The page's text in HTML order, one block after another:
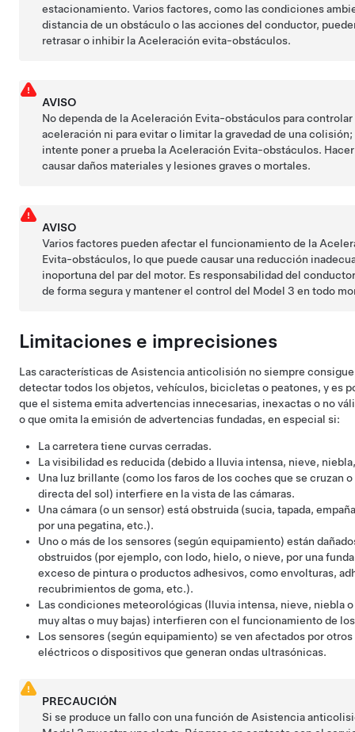
estacionamiento. Varios factores, como las condiciones
distancia de un obstáculo o las acciones del conductor,
retrasar o inhibir la Aceleración evita-obstáculos.
AVISO
No dependa de la Aceleración Evita-obstáculos para controlar
aceleración ni para evitar o limitar la gravedad de una colisión;
intente poner a prueba la Aceleración Evita-obstáculos.
causar daños materiales y lesiones graves o mortales.
AVISO
Varios factores pueden afectar el funcionamiento de la
Evita-obstáculos, lo que puede causar una reducción
inoportuna del par del motor. Es responsabilidad del
de forma segura y mantener el control del Model 3 en todo
Limitaciones e imprecisiones
Las características de Asistencia anticolisión no siempre
detectar todos los objetos, vehículos, bicicletas o peatones, y es
que el sistema emita advertencias innecesarias, inexactas o no
o que omita la emisión de advertencias fundadas, en especial si:
La carretera tiene curvas cerradas.
La visibilidad es reducida (debido a lluvia intensa, nieve,
Una luz brillante (como los faros de los coches que se cruzan
directa del sol) interfiere en la vista de las cámaras.
Una cámara (o un sensor) está obstruida (sucia, tapada,
por una pegatina, etc.).
Uno o más de los sensores (según equipamiento) están
obstruidos (por ejemplo, con lodo, hielo, o nieve, por una
exceso de pintura o productos adhesivos, como envolturas,
recubrimientos de goma, etc.).
Las condiciones meteorológicas (lluvia intensa, nieve, niebla
muy altas o muy bajas) interfieren con el funcionamiento de
Los sensores (según equipamiento) se ven afectados por
eléctricos o dispositivos que generan ondas ultrasónicas.
PRECAUCIÓN
Si se produce un fallo con una función de Asistencia